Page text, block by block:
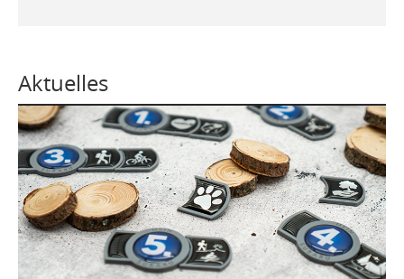
Aktuelles